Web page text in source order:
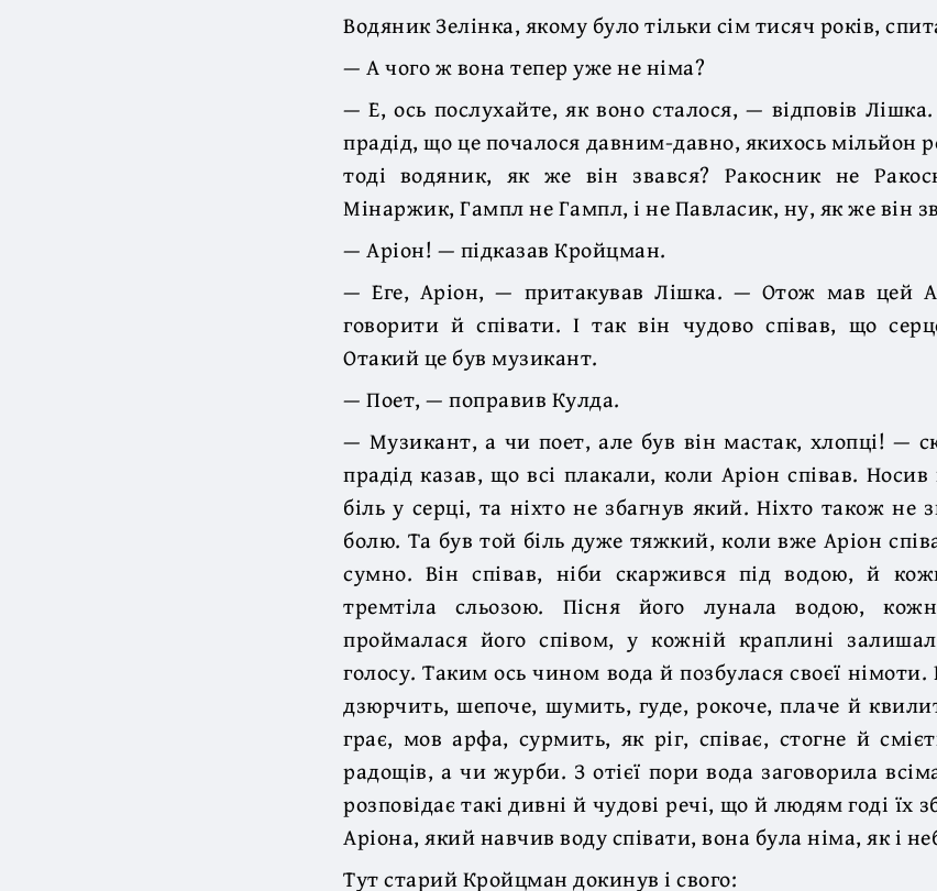
Водяник Зелінка, якому було тільки сім тисяч років,
— А чого ж вона тепер уже не німа?
— Е, ось послухайте, як воно сталося, — відповів
прадід, що це почалося давним-давно, якихось мільйон
тоді водяник, як же він звався? Ракосник не
Мінаржик, Гампл не Гампл, і не Павласик, ну, як же він
— Аріон! — підказав Кройцман.
— Еге, Аріон, — притакував Лішка. — Отож мав цей
говорити й співати. І так він чудово співав, що
Отакий це був музикант.
— Поет, — поправив Кулда.
— Музикант, а чи поет, але був він мастак, хлопці! —
прадід казав, що всі плакали, коли Аріон співав.
біль у серці, та ніхто не збагнув який. Ніхто також не
болю. Та був той біль дуже тяжкий, коли вже Аріон
сумно. Він співав, ніби скаржився під водою, й
тремтіла сльозою. Пісня його лунала водою,
проймалася його співом, у кожній краплині
голосу. Таким ось чином вода й позбулася своєї
дзюрчить, шепоче, шумить, гуде, рокоче, плаче й
грає, мов арфа, сурмить, як ріг, співає, стогне й
радощів, а чи журби. З отієї пори вода заговорила
розповідає такі дивні й чудові речі, що й людям годі їх
Аріона, який навчив воду співати, вона була німа, як і
Тут старий Кройцман докинув і свого: